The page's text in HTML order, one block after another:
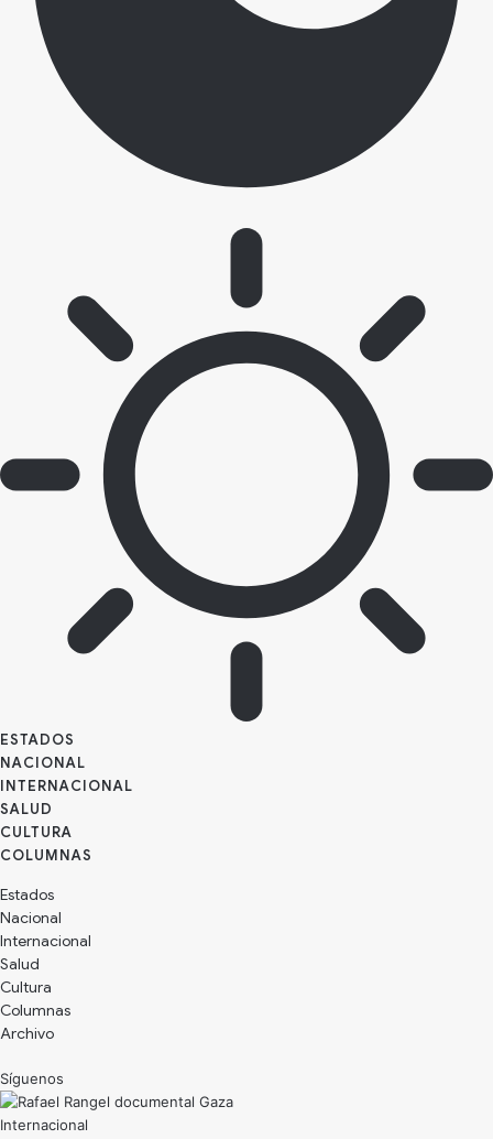
ESTADOS
NACIONAL
INTERNACIONAL
SALUD
CULTURA
Estados
Nacional
Internacional
Salud
Cultura
Archivo
Síguenos
Internacional